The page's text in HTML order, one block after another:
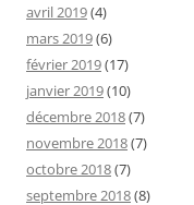
avril 2019(4)
mars 2019(6)
février 2019(17)
janvier 2019(10)
décembre 2018(7)
novembre 2018(7)
octobre 2018(7)
septembre 2018(8)